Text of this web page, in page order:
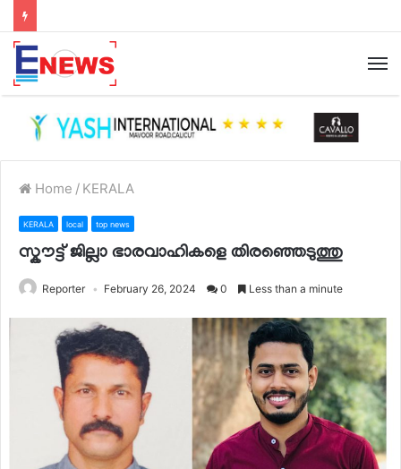
Home / KERALA
KERALA local top news
സ്കൗട്ട് ജില്ലാ ഭാരവാഹികളെ തിരഞ്ഞെടുത്തു
Reporter February 26, 2024 0 Less than a minute